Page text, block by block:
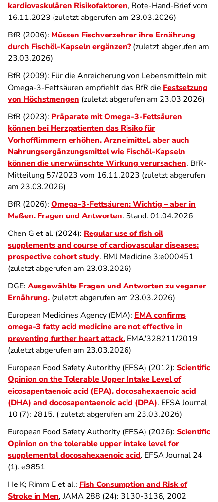
kardiovaskulären Risikofaktoren, Rote-Hand-Brief vom
16.11.2023 (zuletzt abgerufen am 23.03.2026)
BfR (2006): Müssen Fischverzehrer ihre Ernährung
durch Fischöl-Kapseln ergänzen?(zuletzt abgerufen am
23.03.2026)
BfR (2009): Für die Anreicherung von Lebensmitteln mit
Omega-3-Fettsäuren empfiehlt das BfR die Festsetzung
von Höchstmengen (zuletzt abgerufen am 23.03.2026)
BfR (2023): Präparate mit Omega-3-Fettsäuren
können bei Herzpatienten das Risiko für
Vorhofflimmern erhöhen. Arzneimittel, aber auch
Nahrungsergänzungsmittel wie Fischöl-Kapseln
können die unerwünschte Wirkung verursachen. BfR-
Mitteilung 57/2023 vom 16.11.2023 (zuletzt abgerufen
am 23.03.2026)
BfR (2026): Omega-3-Fettsäuren: Wichtig – aber in
Maßen. Fragen und Antworten. Stand: 01.04.2026
Chen G et al. (2024): Regular use of fish oil
supplements and course of cardiovascular diseases:
prospective cohort study. BMJ Medicine 3:e000451
(zuletzt abgerufen am 23.03.2026)
DGE: Ausgewählte Fragen und Antworten zu veganer
Ernährung. (zuletzt abgerufen am 23.03.2026)
European Medicines Agency (EMA): EMA confirms
omega-3 fatty acid medicine are not effective in
preventing further heart attack. EMA/328211/2019
(zuletzt abgerufen am 23.03.2026)
European Food Safety Autorithy (EFSA) (2012): Scientific
Opinion on the Tolerable Upper Intake Level of
eicosapentaenoic acid (EPA), docosahexaenoic acid
(DHA) and docosapentaenoic acid (DPA). EFSA Journal
10 (7): 2815. ( zuletzt abgerufen am 23.03.2026)
European Food Safety Authority (EFSA) (2026): Scientific
Opinion on the tolerable upper intake level for
supplemental docosahexaenoic acid. EFSA Journal 24
(1): e9851
He K; Rimm E et al.: Fish Consumption and Risk of
Stroke in Men, JAMA 288 (24): 3130-3136, 2002